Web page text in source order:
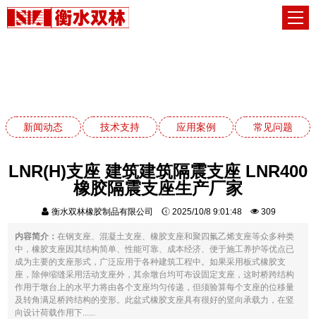
新闻动态 技术支持 应用案例 常见问题
LNR(H)支座 建筑建筑隔震支座 LNR400
橡胶隔震支座生产厂家
衡水双林橡胶制品有限公司 2025/10/8 9:01:48 309
内容简介：在钢支座、混凝土支座、橡胶支座和聚四氟乙烯支座等众多种类
中，橡胶支座因其结构简单、性能可靠、成本经济、便于施工养护等优点已
成为主要的支座形式，广泛应用于各种建筑工程中。如果采用板式橡胶支
座，除伸缩缝采用活动支座外，其余墩台均可布设固定支座，这时桥跨结构
作用于墩台上的水平力将由各个支座均匀传递，但须验算每个支座的位移量
及转角满足桥跨结构的变形。此盆式橡胶支座具有很好的竖向承载力，在竖
向设计荷载作用下......